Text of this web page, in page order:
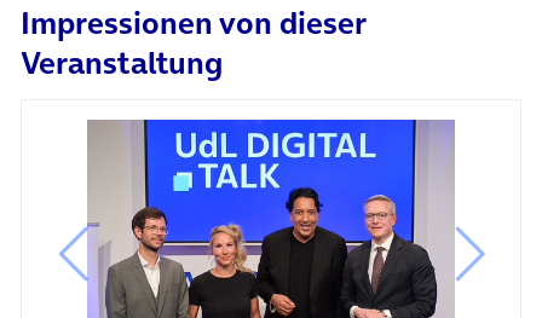
(öffnet in neuem Tab)
Impressionen von dieser
Veranstaltung
vorheriges Bild